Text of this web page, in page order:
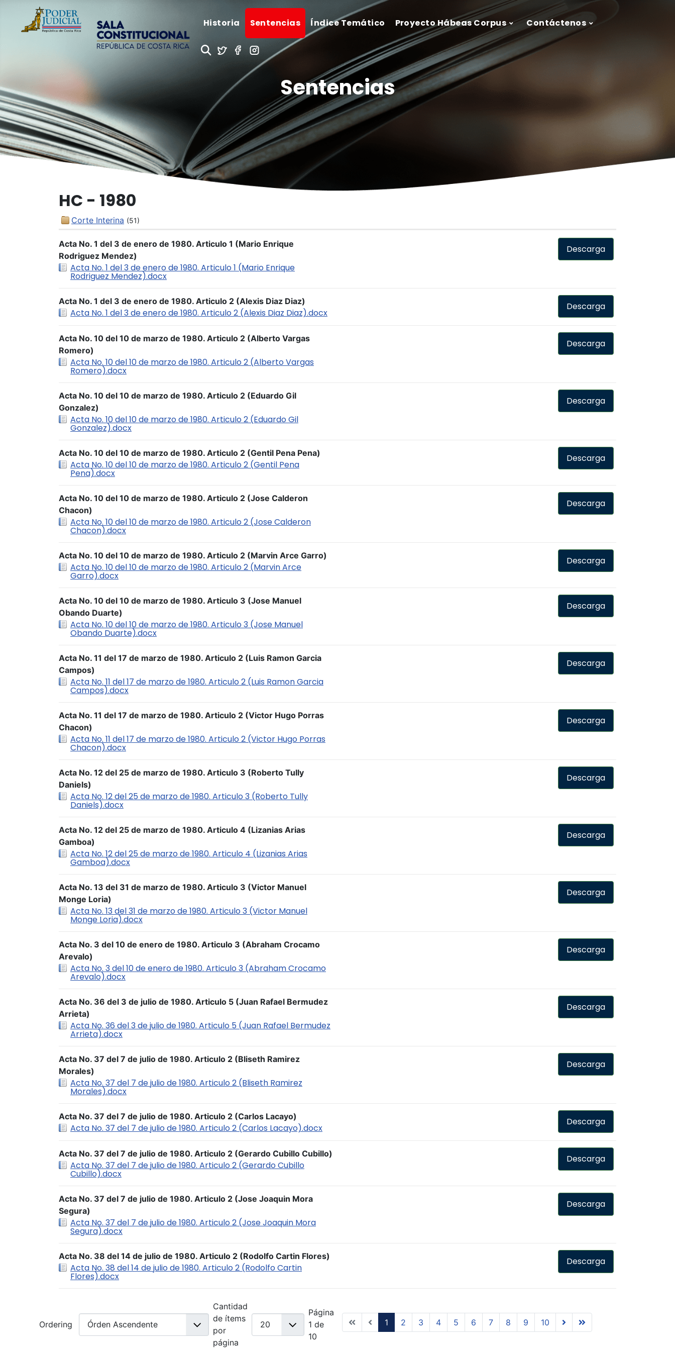
Historia Sentencias Índice Temático Proyecto Hábeas Corpus Contáctenos
Sentencias
HC - 1980
Corte Interina (51)
Acta No. 1 del 3 de enero de 1980. Articulo 1 (Mario Enrique
Rodriguez Mendez)
Acta No. 1 del 3 de enero de 1980. Articulo 1 (Mario Enrique
Rodriguez Mendez).docx
Descarga
Acta No. 1 del 3 de enero de 1980. Articulo 2 (Alexis Diaz Diaz)
Acta No. 1 del 3 de enero de 1980. Articulo 2 (Alexis Diaz Diaz).docx
Descarga
Acta No. 10 del 10 de marzo de 1980. Articulo 2 (Alberto Vargas
Romero)
Acta No. 10 del 10 de marzo de 1980. Articulo 2 (Alberto Vargas
Romero).docx
Descarga
Acta No. 10 del 10 de marzo de 1980. Articulo 2 (Eduardo Gil
Gonzalez)
Acta No. 10 del 10 de marzo de 1980. Articulo 2 (Eduardo Gil
Gonzalez).docx
Descarga
Acta No. 10 del 10 de marzo de 1980. Articulo 2 (Gentil Pena Pena)
Acta No. 10 del 10 de marzo de 1980. Articulo 2 (Gentil Pena
Pena).docx
Descarga
Acta No. 10 del 10 de marzo de 1980. Articulo 2 (Jose Calderon
Chacon)
Acta No. 10 del 10 de marzo de 1980. Articulo 2 (Jose Calderon
Chacon).docx
Descarga
Acta No. 10 del 10 de marzo de 1980. Articulo 2 (Marvin Arce Garro)
Acta No. 10 del 10 de marzo de 1980. Articulo 2 (Marvin Arce
Garro).docx
Descarga
Acta No. 10 del 10 de marzo de 1980. Articulo 3 (Jose Manuel
Obando Duarte)
Acta No. 10 del 10 de marzo de 1980. Articulo 3 (Jose Manuel
Obando Duarte).docx
Descarga
Acta No. 11 del 17 de marzo de 1980. Articulo 2 (Luis Ramon Garcia
Campos)
Acta No. 11 del 17 de marzo de 1980. Articulo 2 (Luis Ramon Garcia
Campos).docx
Descarga
Acta No. 11 del 17 de marzo de 1980. Articulo 2 (Victor Hugo Porras
Chacon)
Acta No. 11 del 17 de marzo de 1980. Articulo 2 (Victor Hugo Porras
Chacon).docx
Descarga
Acta No. 12 del 25 de marzo de 1980. Articulo 3 (Roberto Tully
Daniels)
Acta No. 12 del 25 de marzo de 1980. Articulo 3 (Roberto Tully
Daniels).docx
Descarga
Acta No. 12 del 25 de marzo de 1980. Articulo 4 (Lizanias Arias
Gamboa)
Acta No. 12 del 25 de marzo de 1980. Articulo 4 (Lizanias Arias
Gamboa).docx
Descarga
Acta No. 13 del 31 de marzo de 1980. Articulo 3 (Victor Manuel
Monge Loria)
Acta No. 13 del 31 de marzo de 1980. Articulo 3 (Victor Manuel
Monge Loria).docx
Descarga
Acta No. 3 del 10 de enero de 1980. Articulo 3 (Abraham Crocamo
Arevalo)
Acta No. 3 del 10 de enero de 1980. Articulo 3 (Abraham Crocamo
Arevalo).docx
Descarga
Acta No. 36 del 3 de julio de 1980. Articulo 5 (Juan Rafael Bermudez
Arrieta)
Acta No. 36 del 3 de julio de 1980. Articulo 5 (Juan Rafael Bermudez
Arrieta).docx
Descarga
Acta No. 37 del 7 de julio de 1980. Articulo 2 (Bliseth Ramirez
Morales)
Acta No. 37 del 7 de julio de 1980. Articulo 2 (Bliseth Ramirez
Morales).docx
Descarga
Acta No. 37 del 7 de julio de 1980. Articulo 2 (Carlos Lacayo)
Acta No. 37 del 7 de julio de 1980. Articulo 2 (Carlos Lacayo).docx
Descarga
Acta No. 37 del 7 de julio de 1980. Articulo 2 (Gerardo Cubillo Cubillo)
Acta No. 37 del 7 de julio de 1980. Articulo 2 (Gerardo Cubillo
Cubillo).docx
Descarga
Acta No. 37 del 7 de julio de 1980. Articulo 2 (Jose Joaquin Mora
Segura)
Acta No. 37 del 7 de julio de 1980. Articulo 2 (Jose Joaquin Mora
Segura).docx
Descarga
Acta No. 38 del 14 de julio de 1980. Articulo 2 (Rodolfo Cartin Flores)
Acta No. 38 del 14 de julio de 1980. Articulo 2 (Rodolfo Cartin
Flores).docx
Descarga
Ordering
Cantidad
de ítems
por
página
Página
1 de
10
1 2 3 4 5 6 7 8 9 10